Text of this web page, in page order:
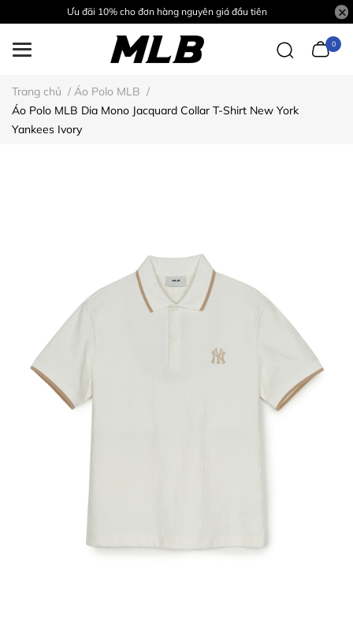
Ưu đãi 10% cho đơn hàng nguyên giá đầu tiên
0
Trang chủ / Áo Polo MLB /
Áo Polo MLB Dia Mono Jacquard Collar T-Shirt New York
Yankees Ivory